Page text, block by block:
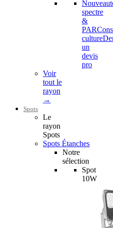
spectre
&
PAR
culture
un
devis
pro
Voir
tout le
rayon
→
Spots
Le
rayon
Spots
Spots Étanches
Notre
sélection
Spot
10W